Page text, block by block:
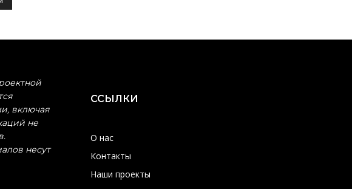
включая
не
несут
ССЫЛКИ
О нас
Контакты
Наши проекты